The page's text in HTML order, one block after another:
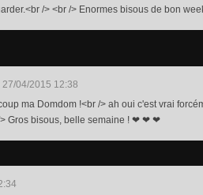
/> <br /> Enormes bisous de bon
27/04/2015 12:38
ma Domdom !<br /> ah oui c'est vrai
> Gros bisous, belle semaine ! ❤ ❤ ❤